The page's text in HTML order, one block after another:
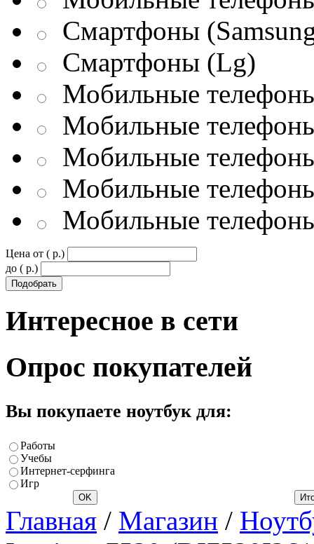
Смартфоны
Смартфоны (Lg)
Мобильные
Мобильные
Мобильные
Мобильные
Мобильные
Цена от ( p.)
до ( p.)
Интересное в сети
Опрос покупателей
Вы покупаете ноутбук для:
Работы
Учебы
Интернет-серфинга
Игр
Главная / Магазин /